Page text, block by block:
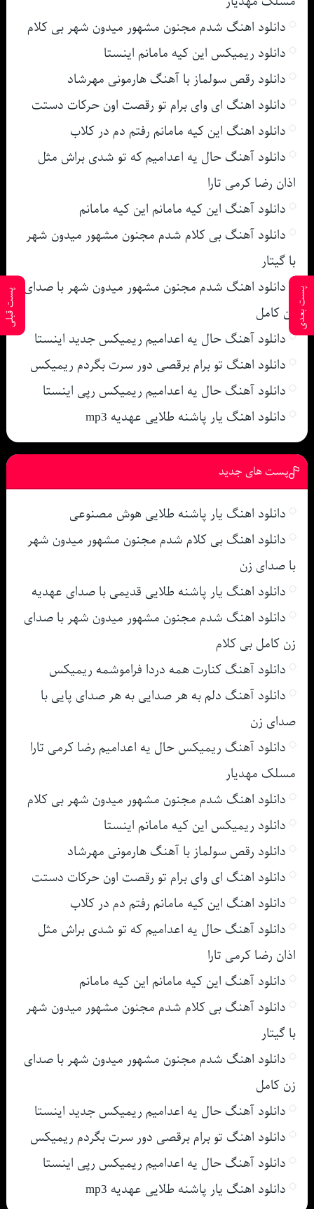
پست بعدی پست قبلی
دانلود اهنگ شدم مجنون مشهور میدون شهر بی کلام
دانلود ریمیکس این کیه مامانم اینستا
دانلود رقص سولماز با آهنگ هارمونی مهرشاد
دانلود اهنگ ای وای برام تو رقصت اون حرکات دستت
دانلود اهنگ این کیه مامانم رفتم دم در کلاب
دانلود آهنگ حال یه اعدامیم که تو شدی براش مثل
اذان رضا کرمی تارا
دانلود آهنگ این کیه مامانم این کیه مامانم
دانلود آهنگ بی کلام شدم مجنون مشهور میدون شهر
با گیتار
دانلود اهنگ شدم مجنون مشهور میدون شهر با صدای
زن کامل
دانلود آهنگ حال یه اعدامیم ریمیکس جدید اینستا
دانلود اهنگ تو برام برقصی دور سرت بگردم ریمیکس
دانلود آهنگ حال یه اعدامیم ریمیکس رپی اینستا
دانلود اهنگ یار پاشنه طلایی عهدیه mp3
پست های جدید
دانلود اهنگ یار پاشنه طلایی هوش مصنوعی
دانلود اهنگ بی کلام شدم مجنون مشهور میدون شهر
با صدای زن
دانلود اهنگ یار پاشنه طلایی قدیمی با صدای عهدیه
دانلود اهنگ شدم مجنون مشهور میدون شهر با صدای
زن کامل بی کلام
دانلود آهنگ کنارت همه دردا فراموشمه ریمیکس
دانلود آهنگ دلم به هر صدایی به هر صدای پایی با
صدای زن
دانلود آهنگ ریمیکس حال یه اعدامیم رضا کرمی تارا
مسلک مهدیار
دانلود اهنگ شدم مجنون مشهور میدون شهر بی کلام
دانلود ریمیکس این کیه مامانم اینستا
دانلود رقص سولماز با آهنگ هارمونی مهرشاد
دانلود اهنگ ای وای برام تو رقصت اون حرکات دستت
دانلود اهنگ این کیه مامانم رفتم دم در کلاب
دانلود آهنگ حال یه اعدامیم که تو شدی براش مثل
اذان رضا کرمی تارا
دانلود آهنگ این کیه مامانم این کیه مامانم
دانلود آهنگ بی کلام شدم مجنون مشهور میدون شهر
با گیتار
دانلود اهنگ شدم مجنون مشهور میدون شهر با صدای
زن کامل
دانلود آهنگ حال یه اعدامیم ریمیکس جدید اینستا
دانلود اهنگ تو برام برقصی دور سرت بگردم ریمیکس
دانلود آهنگ حال یه اعدامیم ریمیکس رپی اینستا
دانلود اهنگ یار پاشنه طلایی عهدیه mp3